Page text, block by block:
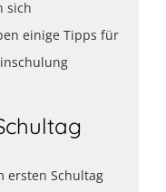
sich
einige Tipps für
ersten Schultag